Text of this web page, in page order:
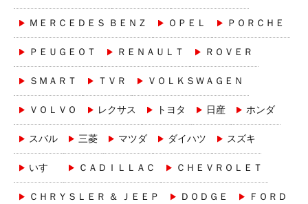
ＭＥＲＣＥＤＥＳ ＢＥＮＺ ＯＰＥＬ ＰＯＲＣＨＥ
ＰＥＵＧＥＯＴ ＲＥＮＡＵＬＴ ＲＯＶＥＲ
ＳＭＡＲＴ ＴＶＲ ＶＯＬＫＳＷＡＧＥＮ
ＶＯＬＶＯ レクサス トヨタ 日産 ホンダ
スバル 三菱 マツダ ダイハツ スズキ
いすゞ ＣＡＤＩＬＬＡＣ ＣＨＥＶＲＯＬＥＴ
ＣＨＲＹＳＬＥＲ ＆ ＪＥＥＰ ＤＯＤＧＥ ＦＯＲＤ